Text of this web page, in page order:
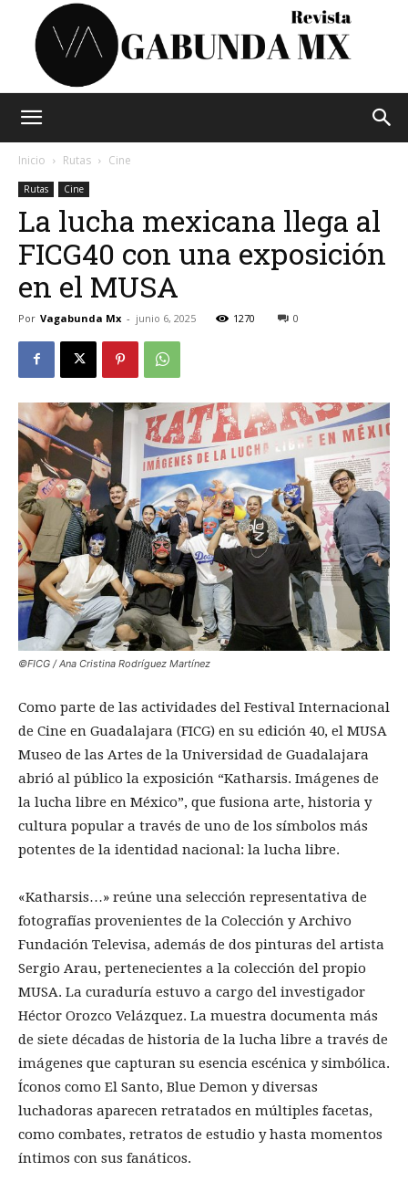
Mx
Inicio Rutas Cine
Rutas Cine
La lucha mexicana llega al
FICG40 con una exposición
en el MUSA
Por Vagabunda Mx - junio 6, 2025 1270 0
©FICG / Ana Cristina Rodríguez Martínez
Como parte de las actividades del Festival Internacional
de Cine en Guadalajara (FICG) en su edición 40, el MUSA
Museo de las Artes de la Universidad de Guadalajara
abrió al público la exposición “Katharsis. Imágenes de
la lucha libre en México”, que fusiona arte, historia y
cultura popular a través de uno de los símbolos más
potentes de la identidad nacional: la lucha libre.
«Katharsis…» reúne una selección representativa de
fotografías provenientes de la Colección y Archivo
Fundación Televisa, además de dos pinturas del artista
Sergio Arau, pertenecientes a la colección del propio
MUSA. La curaduría estuvo a cargo del investigador
Héctor Orozco Velázquez. La muestra documenta más
de siete décadas de historia de la lucha libre a través de
imágenes que capturan su esencia escénica y simbólica.
Íconos como El Santo, Blue Demon y diversas
luchadoras aparecen retratados en múltiples facetas,
como combates, retratos de estudio y hasta momentos
íntimos con sus fanáticos.